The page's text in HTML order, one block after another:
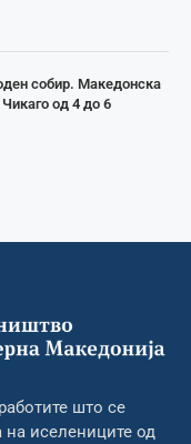
собир. Македонска
од 4 до 6
што се
на иселениците од